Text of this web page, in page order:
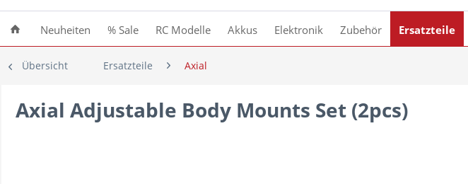
Neuheiten % Sale RC Modelle Akkus Elektronik Zubehör Ersatzteile
Übersicht Ersatzteile Axial
Axial Adjustable Body Mounts Set (2pcs)